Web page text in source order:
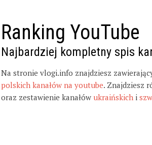
Ranking YouTube
Najbardziej kompletny spis
Na stronie vlogi.info znajdziesz
polskich kanałów na youtube. Znajdziesz
oraz zestawienie kanałów ukraińskich i